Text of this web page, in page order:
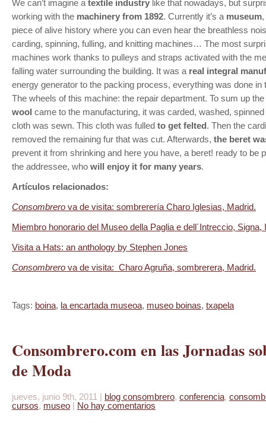
We can’t imagine a textile industry like that nowadays, but
working with the machinery from 1892. Currently it’s a museum
piece of alive history where you can even hear the breathless
carding, spinning, fulling, and knitting machines… The most
machines work thanks to pulleys and straps activated with the
falling water surrounding the building. It was a real integral
energy generator to the packing process, everything was done in
The wheels of this machine: the repair department. To sum up
wool came to the manufacturing, it was carded, washed,
cloth was sewn. This cloth was fulled to get felted. Then the
removed the remaining fur that was cut. Afterwards, the beret
prevent it from shrinking and here you have, a beret! ready to be
the addressee, who will enjoy it for many years.
Artículos relacionados:
Consombrero va de visita: sombrerería Charo Iglesias, Madrid.
Miembro honorario del Museo della Paglia e dell´Intreccio, Signa,
Visita a Hats: an anthology by Stephen Jones
Consombrero va de visita: Charo Agruña, sombrerera, Madrid.
Tags: boina, la encartada museoa, museo boinas, txapela
Consombrero.com en las Jornadas
de Moda
jueves, junio 9th, 2011 | blog consombrero, conferencia,
cursos, museo | No hay comentarios